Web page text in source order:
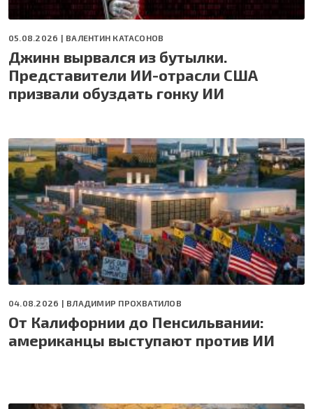
05.08.2026 | ВАЛЕНТИН КАТАСОНОВ
Джинн вырвался из бутылки.
Представители ИИ-отрасли США
призвали обуздать гонку ИИ
04.08.2026 | ВЛАДИМИР ПРОХВАТИЛОВ
От Калифорнии до Пенсильвании:
американцы выступают против ИИ